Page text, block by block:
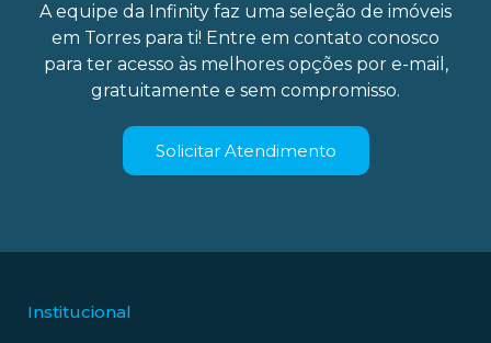
A equipe da Infinity faz uma seleção de imóveis
em Torres para ti! Entre em contato conosco
para ter acesso às melhores opções por e-mail,
gratuitamente e sem compromisso.
Solicitar Atendimento
Institucional